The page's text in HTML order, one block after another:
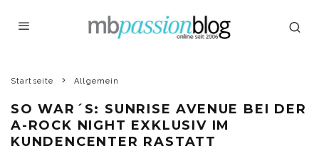
Startseite Allgemein
SO WAR´S: SUNRISE AVENUE BEI DER
A-ROCK NIGHT EXKLUSIV IM
KUNDENCENTER RASTATT